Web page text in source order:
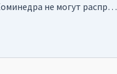
Россия. Коминедра не могут распределить участки углеводородного сырья в Коми из-за отсутствия интереса у нефтяных предприятий